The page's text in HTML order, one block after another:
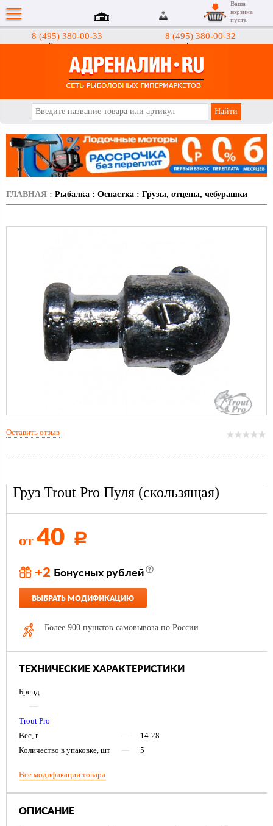
8 (495) 380-00-33
Интернет-магазин
8 (495) 380-00-32
Гипермаркеты
Ваша
корзина
пуста
ГЛАВНАЯ : Рыбалка : Оснастка : Грузы, отцепы, чебурашки
Груз Trout Pro Пуля (скользящая)
от40 Р
+2 Бонусных рублей
ВЫБРАТЬ МОДИФИКАЦИЮ
Более 900 пунктов самовывоза по России
ТЕХНИЧЕСКИЕ ХАРАКТЕРИСТИКИ
Бренд
—
Trout Pro
Вес, г
—
14-28
Количество в упаковке, шт
— 5
Все модификации товара
ОПИСАНИЕ
Оставить отзыв